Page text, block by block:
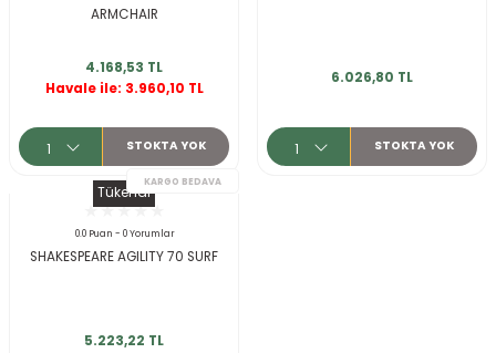
ARMCHAIR
4.168,53 TL
Havale ile: 3.960,10 TL
STOKTA YOK
6.026,80 TL
STOKTA YOK
Tükendi
0.0 Puan - 0 Yorumlar
SHAKESPEARE AGILITY 70 SURF
5.223,22 TL